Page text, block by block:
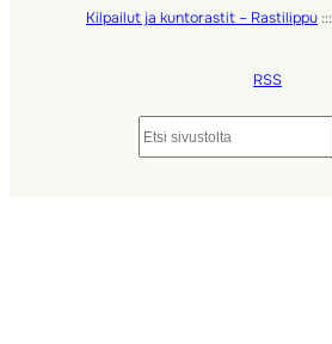
Kilpailut ja kuntorastit – Rastilippu :::
RSS
Etsi